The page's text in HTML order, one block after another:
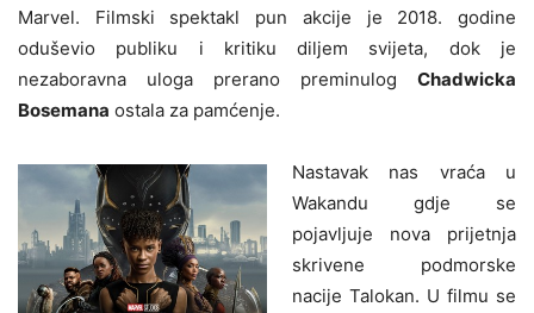
Marvel. Filmski spektakl pun akcije je 2018. godine
oduševio publiku i kritiku diljem svijeta, dok je
nezaboravna uloga prerano preminulog Chadwicka
Bosemana ostala za pamćenje.
Nastavak nas vraća u
Wakandu gdje se
pojavljuje nova prijetnja
skrivene podmorske
nacije Talokan. U filmu se